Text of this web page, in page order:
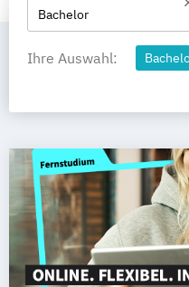
Bachelor
Ihre Auswahl: